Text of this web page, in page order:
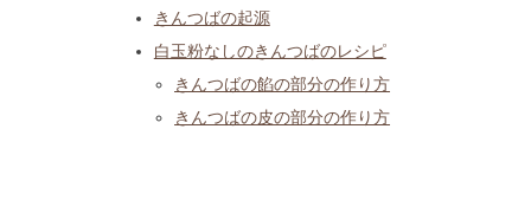
きんつばの起源
白玉粉なしのきんつばのレシピ
きんつばの餡の部分の作り方
きんつばの皮の部分の作り方